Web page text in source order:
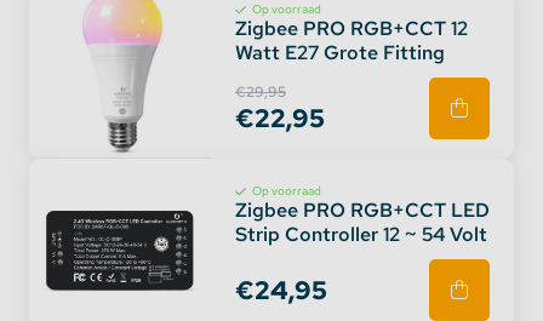
Op voorraad
Zigbee PRO RGB+CCT 12
Watt E27 Grote Fitting
€29,95
€22,95
Op voorraad
Zigbee PRO RGB+CCT LED
Strip Controller 12 ~ 54 Volt
€24,95